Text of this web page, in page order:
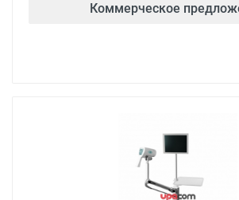
Коммерческое